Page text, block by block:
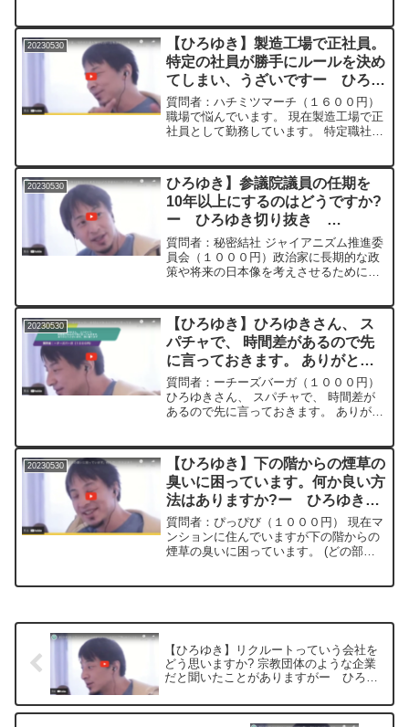
Twitterに書き込みとテレビ局ホームペー
ジのご...
20230530
【ひろゆき】製造工場で正社員。
特定の社員が勝手にルールを決め
てしまい、うざいですー ひろゆ
き切り抜き 20230530
質問者：ハチミツマーチ（１６００円）
職場で悩んでいます。 現在製造工場で正
社員として勤務しています。 特定職社員
回りません。 会社も生産性アップの為に
仕事を振ってい...
20230530
ひろゆき】参議院議員の任期を
10年以上にするのはどうですか?
ー ひろゆき切り抜き
20230530
質問者：秘密結社 ジャイアニズム推進委
員会（１０００円）政治家に長期的な政
策や将来の日本像を考えさせるために、
容＊＊＊＊＊＊＊＊＊＊＊＊えっと10年
にすると長期的...
20230530
【ひろゆき】ひろゆきさん、 ス
パチャで、 時間差があるので先
に言っておきます。 ありがとう
ございます。 恩に着りますー
ひろゆき切り抜き 20230530
質問者：ーチーズバーガ（１０００円）
ひろゆきさん、 スパチャで、 時間差が
あるので先に言っておきます。 ありがと
＊＊＊はっなんかそんなにお金ない人だ
と思うので無理して...
20230530
【ひろゆき】下の階からの煙草の
臭いに困っています。何か良い方
法はありますか?ー ひろゆき切
り抜き 20230530
質問者：ぴっぴび（１０００円） 現在マ
ンションに住んでいますが下の階からの
煙草の臭いに困っています。 (どの部屋
【ひろゆき】リクルートっていう会社を
どう思いますか? 宗教団体のような企業
だと聞いたことがありますがー ひろゆ